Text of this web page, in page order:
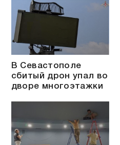
В Севастополе
сбитый дрон упал во
дворе многоэтажки